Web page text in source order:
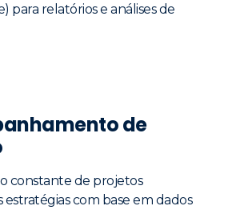
para relatórios e análises de
de
constante de projetos
estratégias com base em dados